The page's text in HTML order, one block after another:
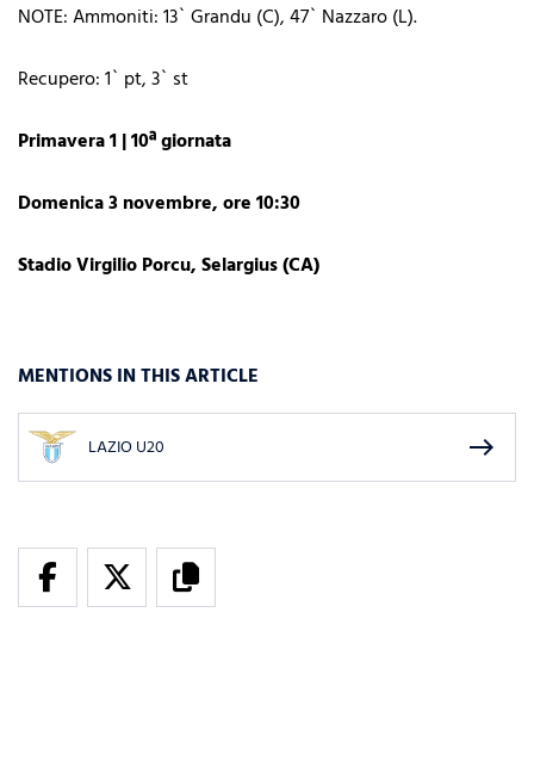
NOTE: Ammoniti: 13` Grandu (C), 47` Nazzaro (L).
Recupero: 1` pt, 3` st
Primavera 1 | 10ª giornata
Domenica 3 novembre, ore 10:30
Stadio Virgilio Porcu, Selargius (CA)
MENTIONS IN THIS ARTICLE
LAZIO U20 east